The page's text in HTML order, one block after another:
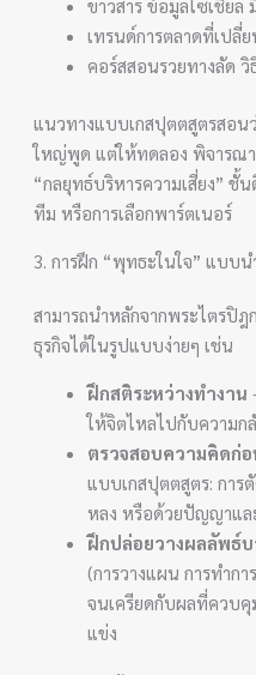
ข่าวสาร ข้อมูลโซเชียล
เทรนด์การตลาดที่เปลี่
คอร์สสอนรวยทางลัด วิธี
แนวทางแบบเกสปุตตสูตรสอน
ใหญ่พูด แต่ให้ทดลอง พิจารณ
“กลยุทธ์บริหารความเสี่ยง” ชั้
ทีม หรือการเลือกพาร์ตเนอร์
3. การฝึก “พุทธะในใจ” แบบน
สามารถนำหลักจากพระไตรปิ
ธุรกิจได้ในรูปแบบง่ายๆ เช่น
ฝึกสติระหว่างทำงาน
ให้จิตไหลไปกับความก
ตรวจสอบความคิดก่
แบบเกสปุตตสูตร: การ
หลง หรือด้วยปัญญาแล
ฝึกปล่อยวางผลลัพธ์บ
(การวางแผน การทำก
จนเครียดกับผลที่ควบ
แข่ง